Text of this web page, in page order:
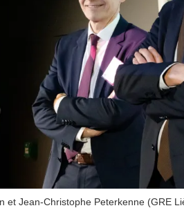
et Jean-Christophe Peterkenne (GRE